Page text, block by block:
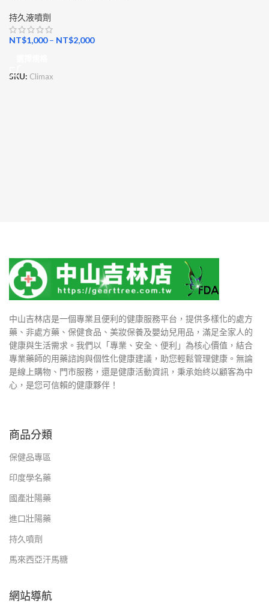
持久液噴劑
NT$1,000– NT$2,000
SKU: Climax
中山吉林店是一個專業且便利的健康服務平台，提供多樣化的處方
藥、非處方藥、保健食品、美妝保養及嬰幼兒用品，滿足全家人的
健康與生活需求。我們以「專業、安全、便利」為核心價值，結合
專業藥師的用藥諮詢與個性化健康建議，助您輕鬆管理健康。無論
是線上購物、門市服務，還是健康活動資訊，秉承始終以顧客為中
心，是您可信賴的健康夥伴！
商品分類
保健品專區
印度學名藥
國產壯陽藥
進口壯陽藥
持久噴劑
馬來西亞汗馬糖
網站導航